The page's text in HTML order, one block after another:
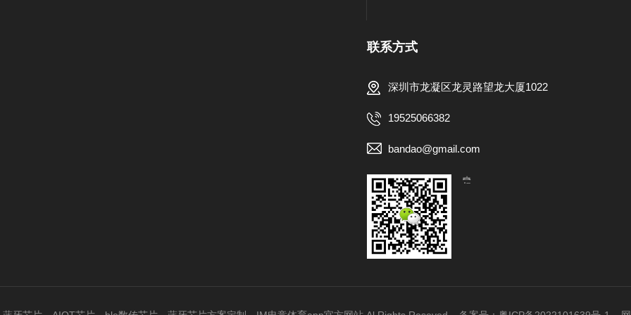
联系方式
深圳市龙凝区龙灵路望龙大厦1022
19525066382
bandao@gmail.com
【扫一扫，关注我们】